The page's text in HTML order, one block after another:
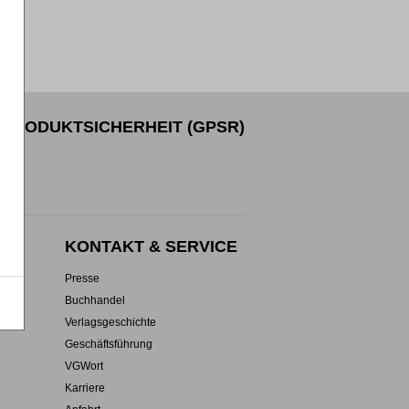
PRODUKTSICHERHEIT (GPSR)
KONTAKT & SERVICE
Presse
Buchhandel
Verlagsgeschichte
Geschäftsführung
VGWort
Karriere